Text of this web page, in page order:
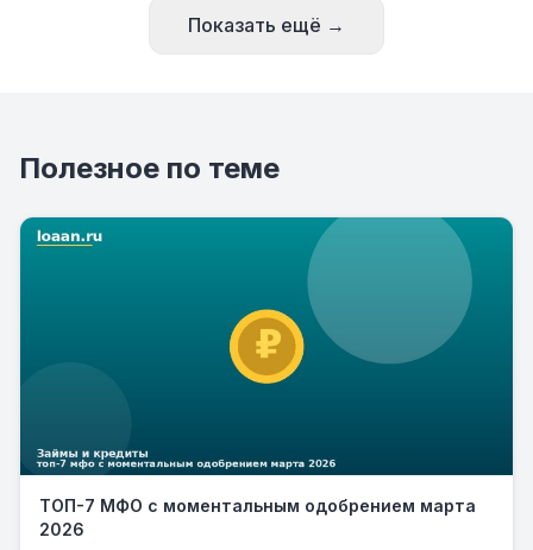
Показать ещё →
Полезное по теме
ТОП-7 МФО с моментальным одобрением марта
2026